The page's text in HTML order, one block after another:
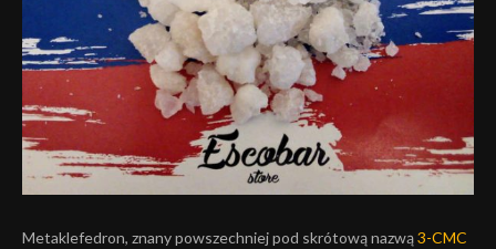
Metaklefedron, znany powszechniej pod skrótową nazwą3-CMC